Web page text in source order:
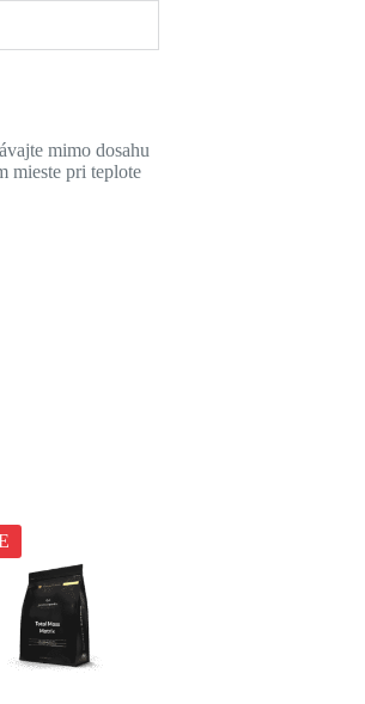
mimo dosahu
mieste pri teplote